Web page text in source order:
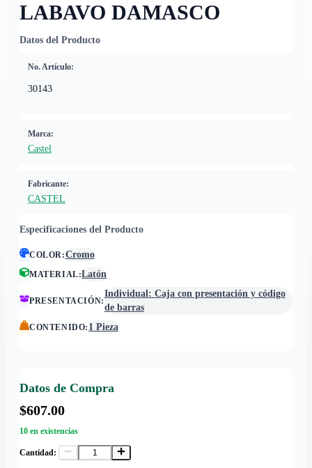
LABAVO DAMASCO
Datos del Producto
No. Artículo:
30143
Marca:
Castel
Fabricante:
CASTEL
Especificaciones del Producto
COLOR:Cromo
MATERIAL:Latón
PRESENTACIÓN:
Individual: Caja con presentación y código
de barras
CONTENIDO: 1 Pieza
Datos de Compra
$607.00
10 en existencias
Cantidad: